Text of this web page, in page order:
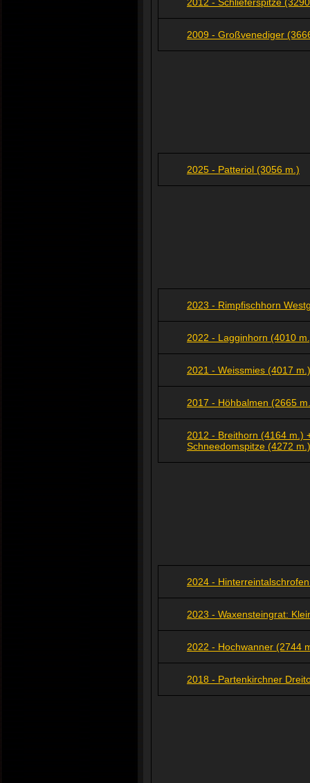
2009 - Großvenediger
2025 - Patteriol (3056 m.)
2023 - Rimpfischhorn
2022 - Lagginhorn (4010
2021 - Weissmies (4017
2017 - Höhbalmen (2665
2012 - Breithorn (4164 m.)
Schneedomspitze (4272
2024 -
2023 - Waxensteingrat:
2022 - Hochwanner (2744
2018 - Partenkirchner